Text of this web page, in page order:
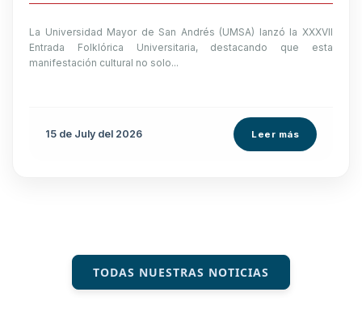
La Universidad Mayor de San Andrés (UMSA) lanzó la XXXVII
Entrada Folklórica Universitaria, destacando que esta
manifestación cultural no solo...
15 de July del 2026 Leer más
TODAS NUESTRAS NOTICIAS